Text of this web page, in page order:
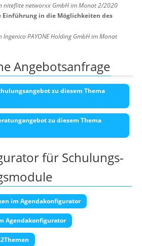
niteflite networxx GmbH im Monat 2/2020
Einführung in die Möglichkeiten des
PAYONE Holding GmbH im Monat
Angebotsanfrage
zu diesem Thema
zu diesem Thema
für Schulungs-
im Agendakonfigurator
Agendakonfigurator